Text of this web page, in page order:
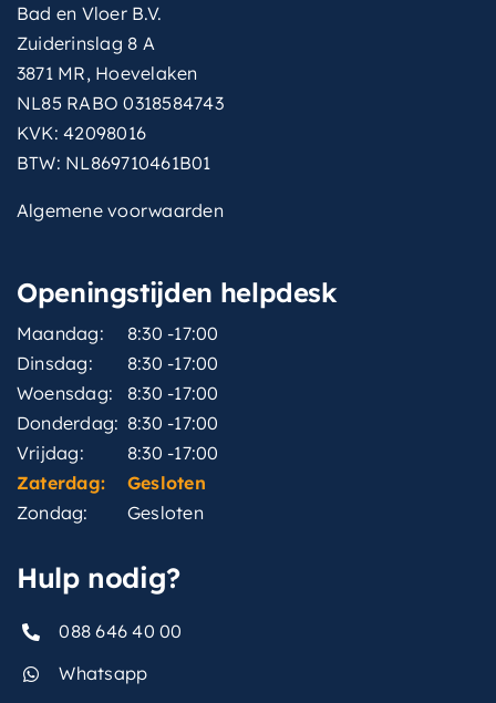
Bad en Vloer B.V.
Zuiderinslag 8 A
3871 MR, Hoevelaken
NL85 RABO 0318584743
KVK: 42098016
BTW: NL869710461B01
Algemene voorwaarden
Openingstijden helpdesk
Maandag:
8:30 -17:00
Dinsdag:
8:30 -17:00
Woensdag:
8:30 -17:00
Donderdag: 8:30 -17:00
Vrijdag:
8:30 -17:00
Zaterdag:
Gesloten
Zondag:
Gesloten
Hulp nodig?
088 646 40 00
Whatsapp